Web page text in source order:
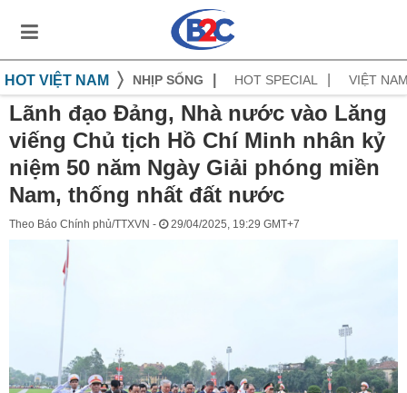
HOT VIỆT NAM NHỊP SỐNG HOT SPECIAL VIỆT
Lãnh đạo Đảng, Nhà nước vào Lăng
viếng Chủ tịch Hồ Chí Minh nhân kỷ
niệm 50 năm Ngày Giải phóng miền
Nam, thống nhất đất nước
Theo Báo Chính phủ/TTXVN - 29/04/2025, 19:29 GMT+7